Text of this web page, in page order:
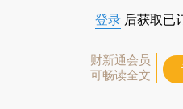
登录 后获取已
财新通会员
可畅读全文